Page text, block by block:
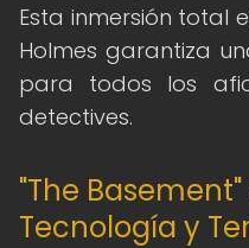
Esta inmersión total
Holmes garantiza
para todos los
detectives.
"The
Tecnología y